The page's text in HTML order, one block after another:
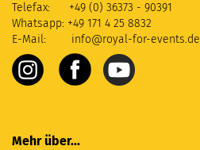
Telefax: +49 (0) 36373 - 90391
Whatsapp: +49 171 4 25 8832
E-Mail: info@royal-for-events.de
Mehr über...